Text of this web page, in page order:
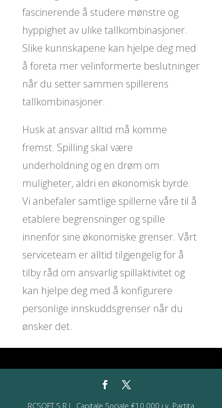
fascinerende å studere mønstre og
hyppighet av ulike tallkombinasjoner.
Slike kunnskapene kan hjelpe deg med
å foreta mer velinformerte beslutninger
når du setter sammen spillerens
tallkombinasjoner.
Husk at ansvar alltid må komme
fremst. Spilling skal være
underholdning og en drøm om
muligheter, aldri en økonomisk byrde.
Vi anbefaler samtlige spillerne våre til å
etablere begrensninger og spille
innenfor sine økonomiske grenser. Vårt
serviceteam er alltid tilgjengelig for å
tilby råd om ansvarlig spillaktivitet og
kan hjelpe deg med å konfigurere
personlige innskuddsgrenser når du
ønsker det.
RCSOFT S.R.L. Capitale Sociale €10.000 i.v. Partita